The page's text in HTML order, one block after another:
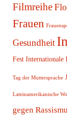
Filmreihe
Frauen
Gesundheit
Fest Internationale
Tag der Muttersprache
Lateinamerikanische
gegen